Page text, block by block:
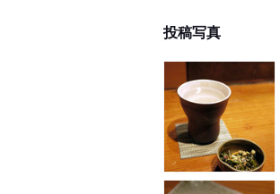
投稿写真